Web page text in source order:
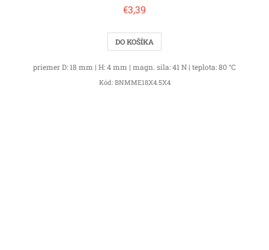
€3,39
DO KOŠÍKA
priemer D: 18 mm | H: 4 mm | magn. sila: 41 N | teplota: 80 °C
Kód: BNMME18X4.5X4